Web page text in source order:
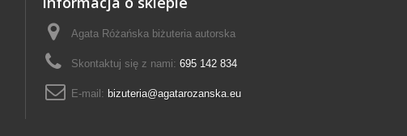
Agata Różańska biżuteria autorska
Skontaktuj się z nami: 695 142 834
E-mail: bizuteria@agatarozanska.eu